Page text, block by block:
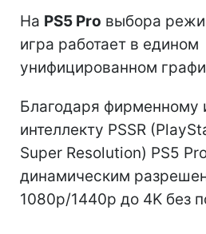
На PS5 Pro выбора
игра работает в едином
унифицированном
Благодаря фирменному
интеллекту PSSR
Super Resolution) PS5
динамическим
1080p/1440p до 4K без